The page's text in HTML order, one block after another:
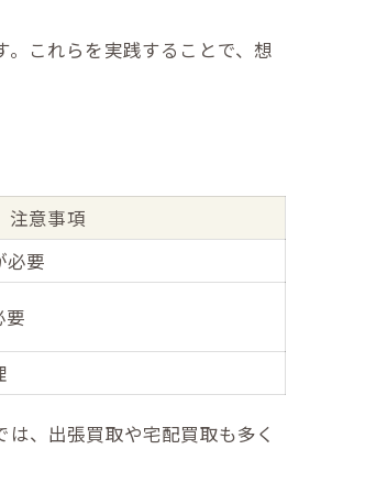
これらを実践することで、想
注意事項
必要
要
、出張買取や宅配買取も多く